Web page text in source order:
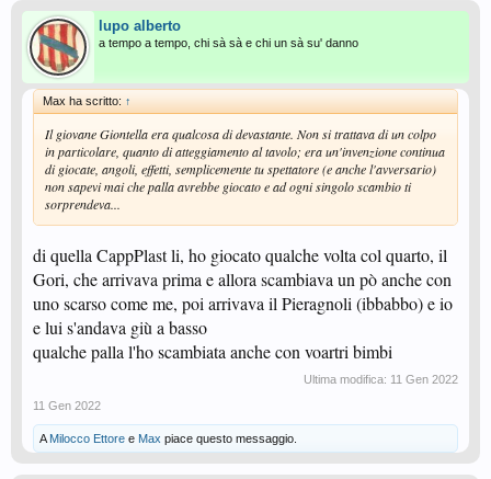
lupo alberto
a tempo a tempo, chi sà sà e chi un sà su' danno
Max ha scritto: ↑
Il giovane Giontella era qualcosa di devastante. Non si trattava di un colpo
in particolare, quanto di atteggiamento al tavolo; era un'invenzione continua
di giocate, angoli, effetti, semplicemente tu spettatore (e anche l'avversario)
non sapevi mai che palla avrebbe giocato e ad ogni singolo scambio ti
sorprendeva...
di quella CappPlast li, ho giocato qualche volta col quarto, il
Gori, che arrivava prima e allora scambiava un pò anche con
uno scarso come me, poi arrivava il Pieragnoli (ibbabbo) e io
e lui s'andava giù a basso
qualche palla l'ho scambiata anche con voartri bimbi
Ultima modifica: 11 Gen 2022
11 Gen 2022
A Milocco Ettore e Max piace questo messaggio.